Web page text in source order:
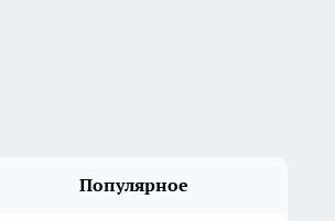
Популярное